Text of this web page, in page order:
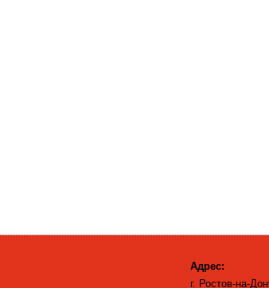
Адрес:
г. Ростов-на-